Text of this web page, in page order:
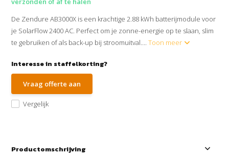
De Zendure AB3000X is een krachtige 2.88 kWh batterijmodule voor
je SolarFlow 2400 AC. Perfect om je zonne-energie op te slaan, slim
te gebruiken of als back-up bij stroomuitval....Toon meer
Interesse in staffelkorting?
Vraag offerte aan
Vergelijk
Productomschrijving